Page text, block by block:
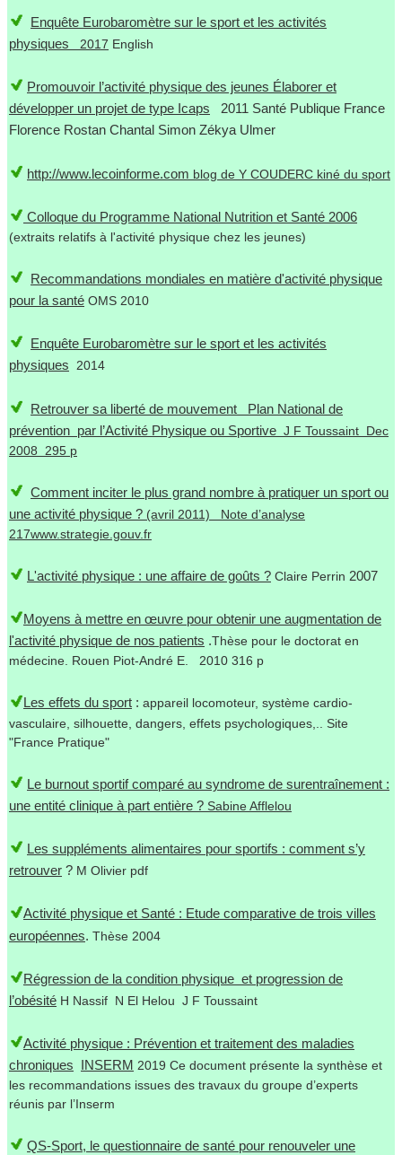
Enquête Eurobaromètre sur le sport et les activités
physiques 2017 English
Promouvoir l’activité physique des jeunes Élaborer et
développer un projet de type Icaps 2011 Santé Publique France
Florence Rostan Chantal Simon Zékya Ulmer
http://www.lecoinforme.com blog de Y COUDERC kiné du sport
Colloque du Programme National Nutrition et Santé 2006
(extraits relatifs à l'activité physique chez les jeunes)
Recommandations mondiales en matière d'activité physique
pour la santé OMS 2010
Enquête Eurobaromètre sur le sport et les activités
physiques 2014
Retrouver sa liberté de mouvement Plan National de
prévention par l’Activité Physique ou Sportive J F Toussaint Dec
2008 295 p
Comment inciter le plus grand nombre à pratiquer un sport ou
une activité physique ? (avril 2011) Note d’analyse
217www.strategie.gouv.fr
L'activité physique : une affaire de goûts ? Claire Perrin 2007
Moyens à mettre en œuvre pour obtenir une augmentation de
l'activité physique de nos patients .Thèse pour le doctorat en
médecine. Rouen Piot-André E. 2010 316 p
Les effets du sport : appareil locomoteur, système cardio-
vasculaire, silhouette, dangers, effets psychologiques,.. Site
"France Pratique"
Le burnout sportif comparé au syndrome de surentraînement :
une entité clinique à part entière ? Sabine Afflelou
Les suppléments alimentaires pour sportifs : comment s’y
retrouver ? M Olivier pdf
Activité physique et Santé : Etude comparative de trois villes
européennes. Thèse 2004
Régression de la condition physique et progression de
l’obésité H Nassif N El Helou J F Toussaint
Activité physique : Prévention et traitement des maladies
chroniques INSERM 2019 Ce document présente la synthèse et
les recommandations issues des travaux du groupe d’experts
réunis par l’Inserm
QS-Sport, le questionnaire de santé pour renouveler une